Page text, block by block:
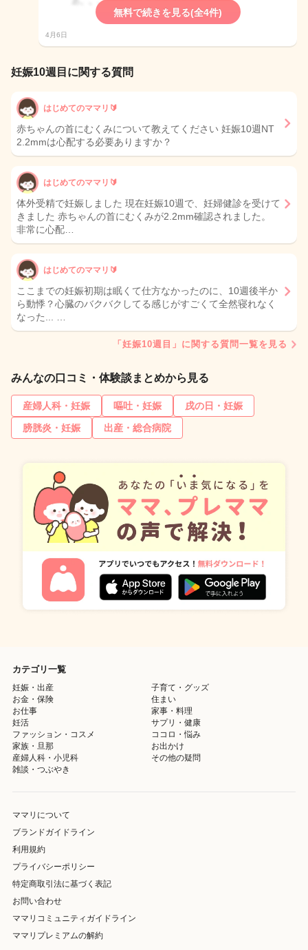
無料で続きを見る(全4件)
4月6日
妊娠10週目に関する質問
はじめてのママリ🔰
赤ちゃんの首にむくみについて教えてください 妊娠10週NT
2.2mmは心配する必要ありますか？
はじめてのママリ🔰
体外受精で妊娠しました 現在妊娠10週で、妊婦健診を受けて
きました 赤ちゃんの首にむくみが2.2mm確認されました。
非常に心配…
はじめてのママリ🔰
ここまでの妊娠初期は眠くて仕方なかったのに、10週後半か
ら動悸？心臓のバクバクしてる感じがすごくて全然寝れなく
なった... …
「妊娠10週目」に関する質問一覧を見る
みんなの口コミ・体験談まとめから見る
産婦人科・妊娠 嘔吐・妊娠
戌の日・妊娠
膀胱炎・妊娠
出産・総合病院
カテゴリ一覧
妊娠・出産
子育て・グッズ
お金・保険
住まい
お仕事
家事・料理
妊活
サプリ・健康
ファッション・コスメ
ココロ・悩み
家族・旦那
お出かけ
産婦人科・小児科
その他の疑問
雑談・つぶやき
ママリについて
ブランドガイドライン
利用規約
プライバシーポリシー
特定商取引法に基づく表記
お問い合わせ
ママリコミュニティガイドライン
ママリプレミアムの解約